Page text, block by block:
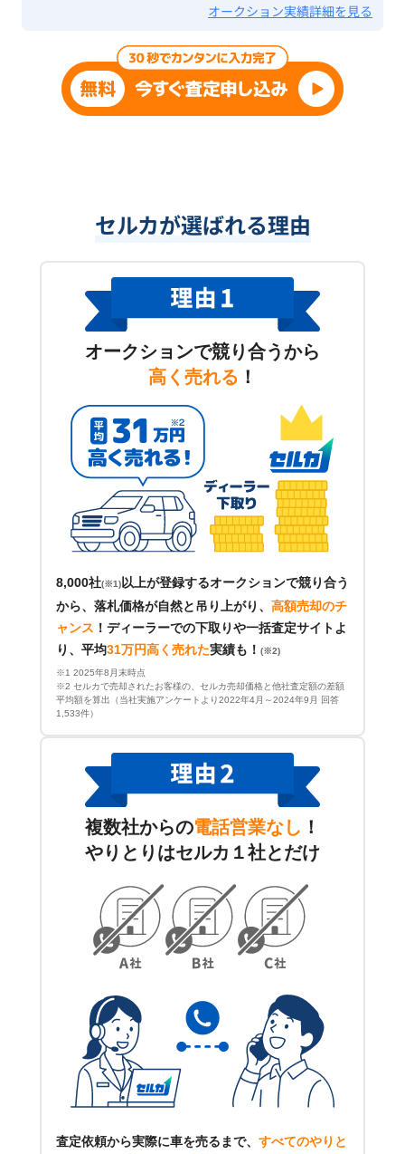
オークション実績詳細を見る
セルカが選ばれる理由
オークションで競り合うから
高く売れる ！
8,000社(※1)以上が登録するオークションで競り合う
から、落札価格が自然と吊り上がり、 高額売却のチ
ャンス ！ ディーラーでの下取りや一括査定サイトよ
り、平均31万円高く売れた実績も！ (※2)
※1 2025年8月末時点
※2 セルカで売却されたお客様の、セルカ売却価格と他社査定額の差額
平均額を算出（当社実施アンケートより2022年4月～2024年9月 回答
1,533件）
複数社からの電話営業なし ！
やりとりはセルカ１社とだけ
査定依頼から実際に車を売るまで、 すべてのやりと